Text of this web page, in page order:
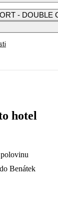
3 4
10 11
2 429 2 429
- DOUBLE
hotel
Benátek